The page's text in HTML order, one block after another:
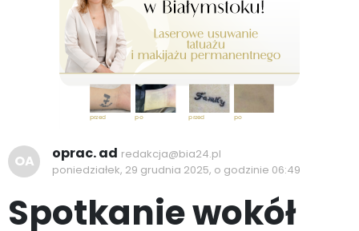
OA oprac. ad redakcja@bia24.pl
poniedziałek, 29 grudnia 2025, o godzinie 06:49
Spotkanie wokół